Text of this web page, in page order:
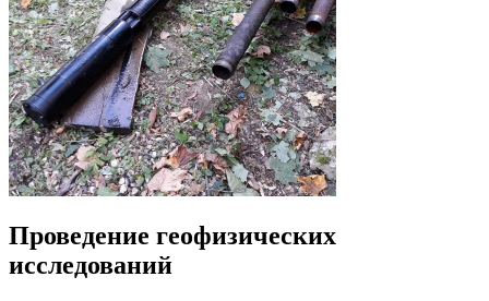
Проведение геофизических
исследований